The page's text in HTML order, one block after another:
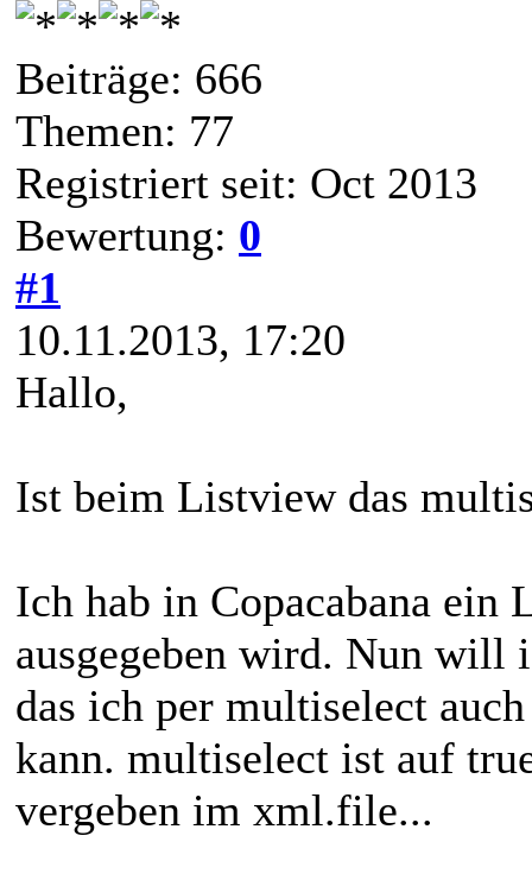
Beiträge: 666
Themen: 77
Registriert seit: Oct 2013
Bewertung: 0
#1
10.11.2013, 17:20
Hallo,
Ist beim Listview das
Ich hab in Copacabana ein
ausgegeben wird. Nun will
das ich per multiselect
kann. multiselect ist auf
vergeben im xml.file...